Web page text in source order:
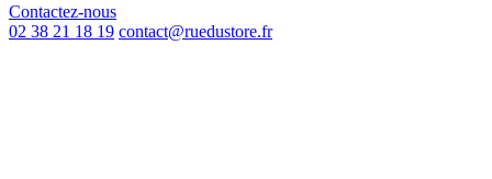
Contactez-nous
02 38 21 18 19 contact@ruedustore.fr